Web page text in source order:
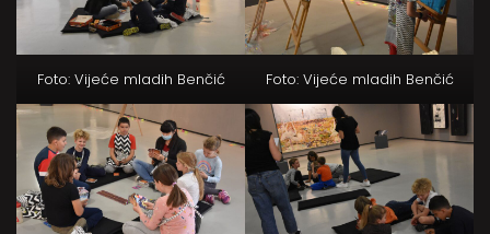
Foto: Vijeće mladih Benčić Foto: Vijeće mladih Benčić